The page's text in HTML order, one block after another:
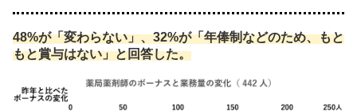
48%が「変わらない」、32%が「年俸制などのため、もと
もと賞与はない」と回答した。